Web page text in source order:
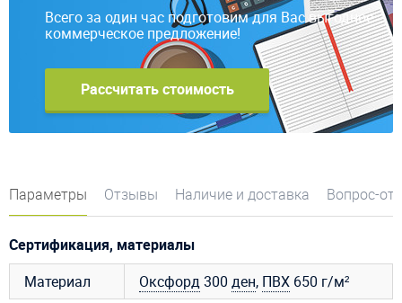
Всего за один час подготовим для Вас выгодное
коммерческое предложение!
Рассчитать стоимость
Параметры Отзывы Наличие и доставка Вопрос-
Сертификация, материалы
Материал
Оксфорд300 ден, ПВХ 650 г/м²